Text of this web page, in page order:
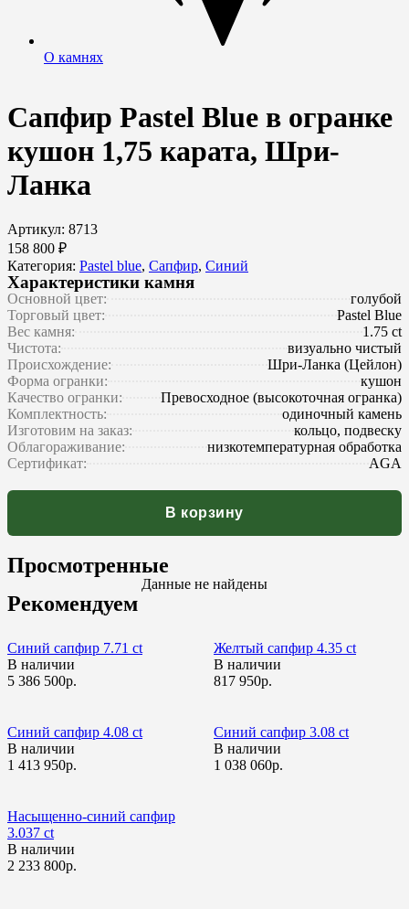
О камнях
Сапфир Pastel Blue в огранке
кушон 1,75 карата, Шри-
Ланка
Артикул: 8713
158 800 ₽
Категория: Pastel blue, Сапфир, Синий
Характеристики камня
Основной цвет:
голубой
Торговый цвет:
Pastel Blue
Вес камня:
1.75 ct
Чистота:
визуально чистый
Происхождение:
Шри-Ланка (Цейлон)
Форма огранки:
кушон
Качество огранки:
Превосходное (высокоточная огранка)
Комплектность:
одиночный камень
Изготовим на заказ:
кольцо, подвеску
Облагораживание:
низкотемпературная обработка
Сертификат:
AGA
В корзину
Просмотренные
Данные не найдены
Рекомендуем
Синий сапфир 7.71 ct
В наличии
5 386 500р.
Желтый сапфир 4.35 ct
В наличии
817 950р.
Синий сапфир 4.08 ct
В наличии
1 413 950р.
Синий сапфир 3.08 ct
В наличии
1 038 060р.
Насыщенно-синий сапфир
3.037 ct
В наличии
2 233 800р.